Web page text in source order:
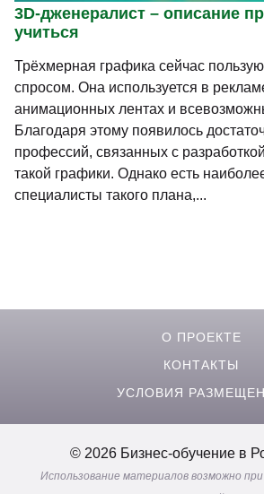
3D-дженералист – описание
учиться
Трёхмерная графика сейчас
спросом. Она используется в
анимационных лентах и
Благодаря этому появилось
профессий, связанных с
такой графики. Однако есть
специалисты такого плана,...
О ПРОЕКТЕ
КОНТАКТЫ
УСЛОВИЯ
© 2026 Бизнес-обучение в
Использование материалов возможно